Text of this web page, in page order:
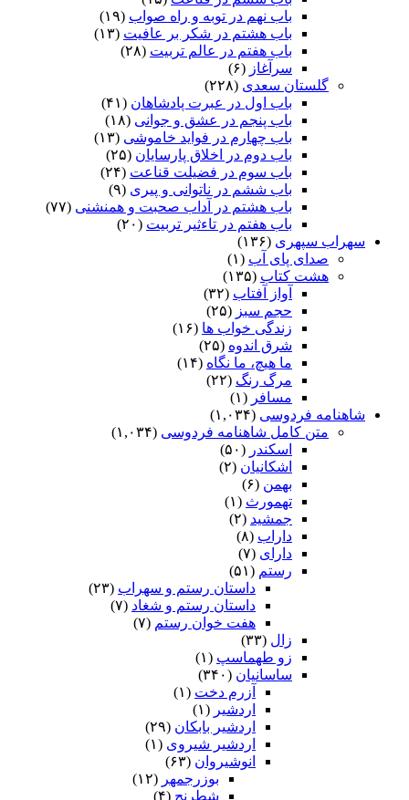
باب نهم در توبه و راه صواب (۱۹)
باب هشتم در شکر بر عافیت (۱۳)
باب هفتم در عالم تربیت (۲۸)
سرآغاز (۶)
گلستان سعدی (۲۲۸)
باب اول در عبرت پادشاهان (۴۱)
باب پنجم در عشق و جوانى (۱۸)
باب چهارم در فواید خاموشى (۱۳)
باب دوم در اخلاق پارسایان (۲۵)
باب سوم در فضیلت قناعت (۲۴)
باب ششم در ناتوانى و پیرى (۹)
باب هشتم در آداب صحبت و همنشنى (۷۷)
باب هفتم در تاءثیر تربیت (۲۰)
سهراب سپهری (۱۳۶)
صدای پای آب (۱)
هشت کتاب (۱۳۵)
آواز آفتاب (۳۲)
حجم سبز (۲۵)
زندگی خواب ها (۱۶)
شرق اندوه (۲۵)
ما هیچ، ما نگاه (۱۴)
مرگ رنگ (۲۲)
مسافر (۱)
شاهنامه فردوسی (۱,۰۳۴)
متن کامل شاهنامه فردوسی (۱,۰۳۴)
اسکندر (۵۰)
اشکانیان (۲)
بهمن (۶)
تهمورث (۱)
جمشید (۲)
داراب (۸)
دارای (۷)
رستم (۵۱)
داستان رستم و سهراب (۲۳)
داستان رستم و شغاد (۷)
هفت خوان رستم‏ (۷)
زال (۳۳)
زو طهماسپ‏ (۱)
ساسانیان (۳۴۰)
آزرم دخت (۱)
اردشیر (۱)
اردشیر بابکان (۲۹)
اردشیر شیروی (۱)
انوشیروان (۶۳)
بوزرجمهر (۱۲)
شطرنج (۴)